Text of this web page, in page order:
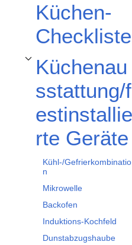
Küchen-
Checkliste
Küchenau
sstattung/f
estinstallie
rte Geräte
Unterabschnitt
Kühl-/Gefrierkombinatio
n
Mikrowelle
Backofen
Induktions-Kochfeld
Dunstabzugshaube